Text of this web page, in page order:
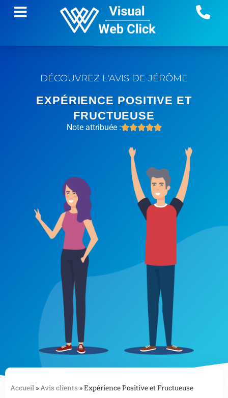
DÉCOUVREZ L'AVIS DE JÉRÔME
EXPÉRIENCE POSITIVE ET
FRUCTUEUSE
Note attribuée :
Accueil »Avis clients »Expérience Positive et Fructueuse